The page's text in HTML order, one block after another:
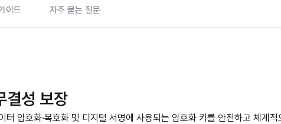
이드 자주 묻는 질문
결성 보장
암호화·복호화 및 디지털 서명에 사용되는 암호화 키를 안전하고 체계